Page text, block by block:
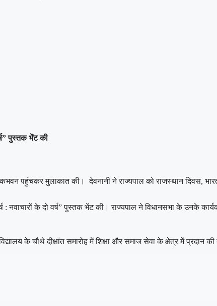
पुस्तक भेंट की
पहुंचकर मुलाकात की। देवनानी ने राज्यपाल को राजस्थान दिवस,
नवाचारों के दो वर्ष” पुस्तक भेंट की। राज्यपाल ने विधानसभा के उनके
के चौथे दीक्षांत समारोह में शिक्षा और समाज सेवा के क्षेत्र में प्रदान की